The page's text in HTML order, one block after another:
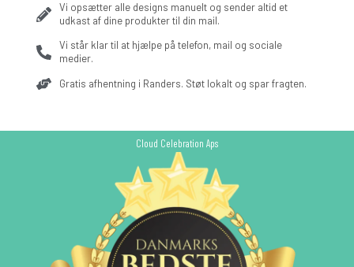
Vi opsætter alle designs manuelt og sender altid et
udkast af dine produkter til din mail.
Vi står klar til at hjælpe på telefon, mail og sociale
medier.
Gratis afhentning i Randers. Støt lokalt og spar fragten.
Cloud Celebration Aps